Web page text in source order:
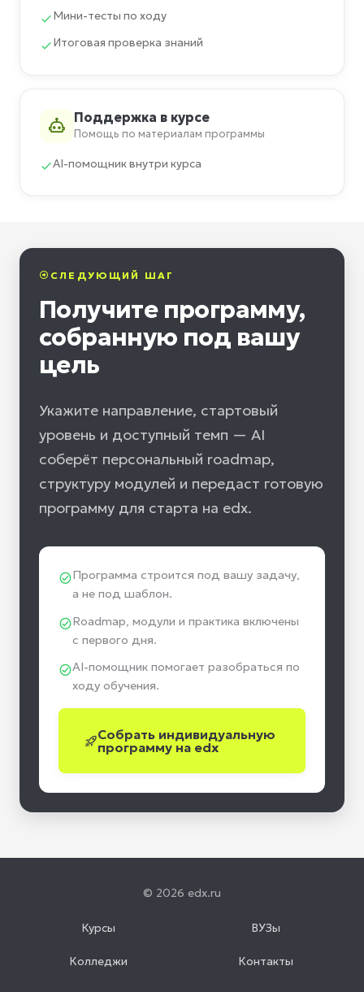
Мини-тесты по ходу
Итоговая проверка знаний
Поддержка в курсе
Помощь по материалам программы
AI-помощник внутри курса
СЛЕДУЮЩИЙ ШАГ
Получите программу,
собранную под вашу
цель
Укажите направление, стартовый
уровень и доступный темп — AI
соберёт персональный roadmap,
структуру модулей и передаст готовую
программу для старта на edx.
Программа строится под вашу задачу,
а не под шаблон.
Roadmap, модули и практика включены
с первого дня.
AI-помощник помогает разобраться по
ходу обучения.
Собрать индивидуальную
программу на edx
© 2026 edx.ru
Курсы ВУЗы
Колледжи Контакты